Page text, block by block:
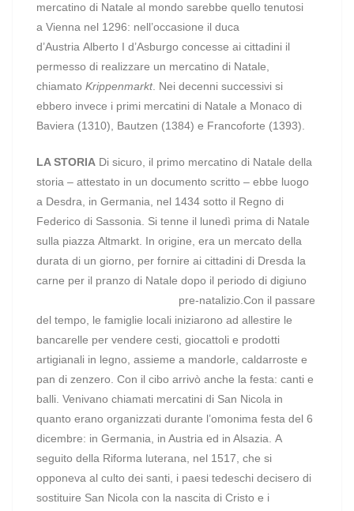
mercatino di Natale al mondo sarebbe quello tenutosi
a Vienna nel 1296: nell’occasione il duca
d’Austria Alberto I d’Asburgo concesse ai cittadini il
permesso di realizzare un mercatino di Natale,
chiamato Krippenmarkt. Nei decenni successivi si
ebbero invece i primi mercatini di Natale a Monaco di
Baviera (1310), Bautzen (1384) e Francoforte (1393).
LA STORIA Di sicuro, il primo mercatino di Natale della
storia – attestato in un documento scritto – ebbe luogo
a Desdra, in Germania, nel 1434 sotto il Regno di
Federico di Sassonia. Si tenne il lunedì prima di Natale
sulla piazza Altmarkt. In origine, era un mercato della
durata di un giorno, per fornire ai cittadini di Dresda la
carne per il pranzo di Natale dopo il periodo di digiuno
pre-natalizio. Con il passare
del tempo, le famiglie locali iniziarono ad allestire le
bancarelle per vendere cesti, giocattoli e prodotti
artigianali in legno, assieme a mandorle, caldarroste e
pan di zenzero. Con il cibo arrivò anche la festa: canti e
balli. Venivano chiamati mercatini di San Nicola in
quanto erano organizzati durante l’omonima festa del 6
dicembre: in Germania, in Austria ed in Alsazia. A
seguito della Riforma luterana, nel 1517, che si
opponeva al culto dei santi, i paesi tedeschi decisero di
sostituire San Nicola con la nascita di Cristo e i